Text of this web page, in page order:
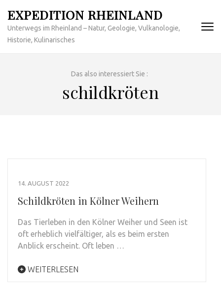
Inhalt
springen
(Enter
EXPEDITION RHEINLAND
Unterwegs im Rheinland – Natur, Geologie, Vulkanologie,
Historie, Kulinarisches
Das also interessiert Sie :
schildkröten
14. AUGUST 2022
Schildkröten in Kölner Weihern
Das Tierleben in den Kölner Weiher und Seen ist
oft erheblich vielfältiger, als es beim ersten
Anblick erscheint. Oft leben …
WEITERLESEN